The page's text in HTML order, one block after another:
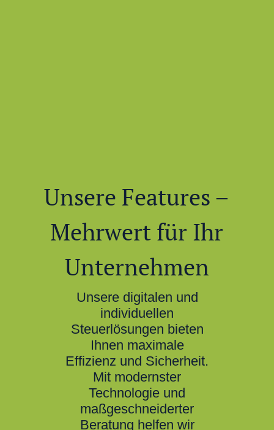
Unsere Features –
Mehrwert für Ihr
Unternehmen
Unsere digitalen und
individuellen
Steuerlösungen bieten
Ihnen maximale
Effizienz und Sicherheit.
Mit modernster
Technologie und
maßgeschneiderter
Beratung helfen wir